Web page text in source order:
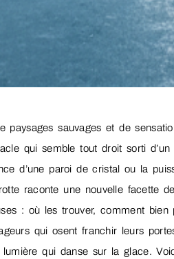
paysages sauvages et de
qui semble tout droit sorti
d’une paroi de cristal ou la
raconte une nouvelle facette
: où les trouver, comment bien
qui osent franchir leurs
qui danse sur la glace.